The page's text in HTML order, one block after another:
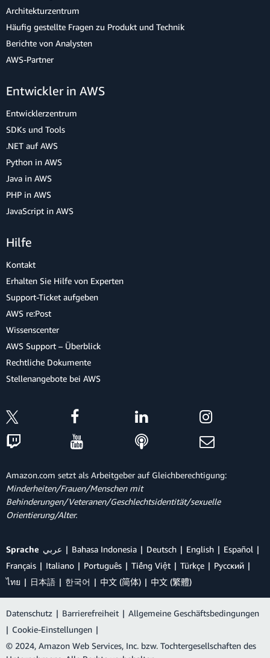
Architekturzentrum
Häufig gestellte Fragen zu Produkt und Technik
Berichte von Analysten
AWS-Partner
Entwickler in AWS
Entwicklerzentrum
SDKs und Tools
.NET auf AWS
Python in AWS
Java in AWS
PHP in AWS
JavaScript in AWS
Hilfe
Kontakt
Erhalten Sie Hilfe von Experten
Support-Ticket aufgeben
AWS re:Post
Wissenscenter
AWS Support – Überblick
Rechtliche Dokumente
Stellenangebote bei AWS
Amazon.com setzt als Arbeitgeber auf Gleichberechtigung:
Minderheiten/Frauen/Menschen mit
Behinderungen/Veteranen/Geschlechtsidentität/sexuelle
Orientierung/Alter.
Sprache عربي Bahasa Indonesia Deutsch English
Español
Français
Italiano Português Tiếng Việt Türkçe
Ρусский
ไทย
日本語 한국어 中文 (简体) 中文 (繁體)
Datenschutz | Barrierefreiheit | Allgemeine Geschäftsbedingungen
| Cookie-Einstellungen |
© 2024, Amazon Web Services, Inc. bzw. Tochtergesellschaften des